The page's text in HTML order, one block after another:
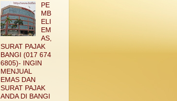
PE
MB
ELI
EM
AS,
SURAT PAJAK
BANGI (017 674
6805)- INGIN
MENJUAL
EMAS DAN
SURAT PAJAK
ANDA DI BANGI